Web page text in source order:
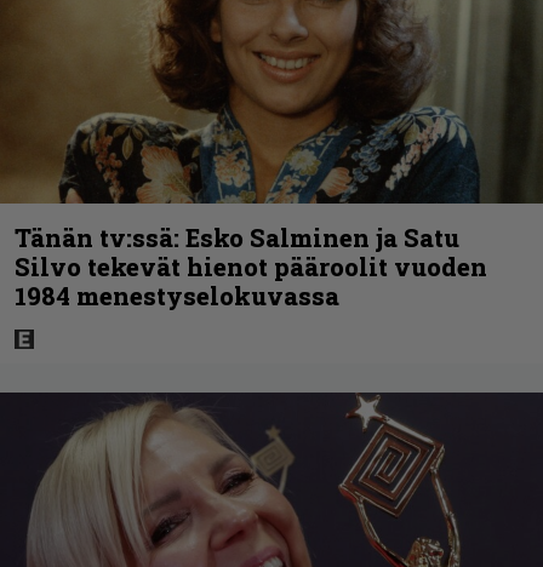
Tänän tv:ssä: Esko Salminen ja Satu
Silvo tekevät hienot pääroolit vuoden
1984 menestyselokuvassa